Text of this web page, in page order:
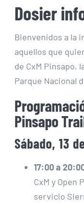
Dosier
Bienvenidos a la
aquellos que
de CxM Pinsapo,
Parque Nacional
Pinsapo
Sábado, 13
17:00 a
CxM y Open
servicio